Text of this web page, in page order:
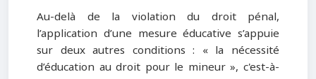
Au-delà de la violation du droit pénal,
l’application d’une mesure éducative s’appuie
sur deux autres conditions : « la nécessité
d’éducation au droit pour le mineur », c'est-à-